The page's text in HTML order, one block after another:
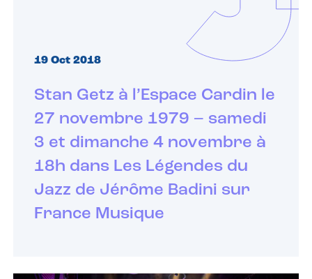
19 Oct 2018
Stan Getz à l’Espace Cardin le
27 novembre 1979 – samedi
3 et dimanche 4 novembre à
18h dans Les Légendes du
Jazz de Jérôme Badini sur
France Musique